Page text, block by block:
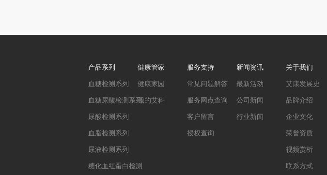
产品系列
血糖检测系列
血糖尿酸检测系列
尿酸检测系列
血脂检测系列
尿液检测系列
糖化血红蛋白检测
健康管家
健康家园
我的艾科
服务支持
常见问题解答
服务网点查询
客户留言
授权查询
新闻资讯
最新活动
公司新闻
行业新闻
关于我们
艾康发展史
品牌介绍
企业文化
荣誉资质
视频赏析
联系方式